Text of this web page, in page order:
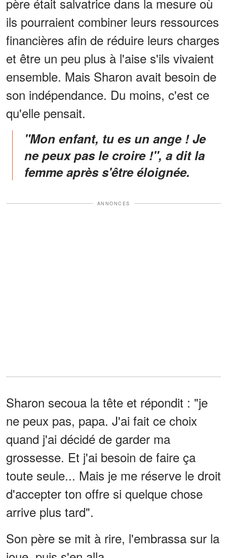
ils pourraient combiner leurs ressources
financières afin de réduire leurs charges
et être un peu plus à l'aise s'ils vivaient
ensemble. Mais Sharon avait besoin de
son indépendance. Du moins, c'est ce
qu'elle pensait.
"Mon enfant, tu es un ange ! Je
ne peux pas le croire !", a dit la
femme après s'être éloignée.
ANNONCES
Sharon secoua la tête et répondit : "je
ne peux pas, papa. J'ai fait ce choix
quand j'ai décidé de garder ma
grossesse. Et j'ai besoin de faire ça
toute seule... Mais je me réserve le droit
d'accepter ton offre si quelque chose
arrive plus tard".
Son père se mit à rire, l'embrassa sur la